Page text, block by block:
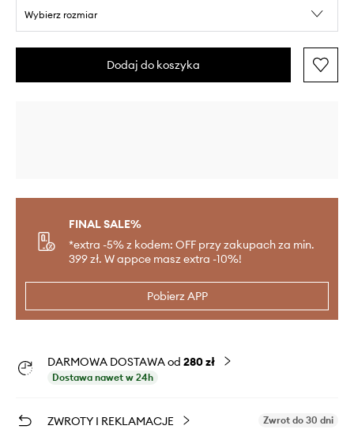
Wybierz rozmiar
Dodaj do koszyka
FINAL SALE%
*extra -5% z kodem: OFF przy zakupach za min.
399 zł. W appce masz extra -10%!
Pobierz APP
DARMOWA DOSTAWA od 280 zł
Dostawa nawet w 24h
ZWROTY I REKLAMACJE Zwrot do 30 dni